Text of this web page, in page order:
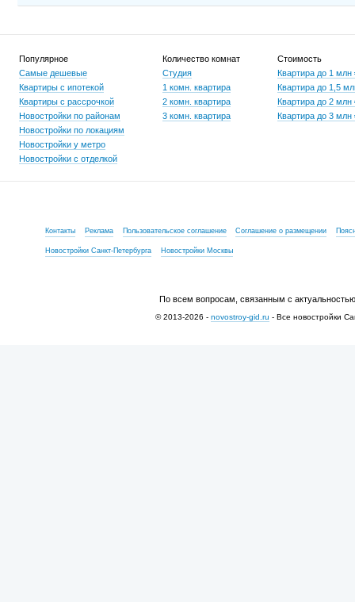
Популярное
Самые дешевые
Квартиры с ипотекой
Квартиры с рассрочкой
Новостройки по районам
Новостройки по локациям
Новостройки у метро
Новостройки с отделкой
Количество комнат
Студия
1 комн. квартира
2 комн. квартира
3 комн. квартира
Стоимость
Квартира до 1 млн
Квартира до 1,5
Квартира до 2 млн
Квартира до 3 млн
Контакты Реклама Пользовательское соглашение Соглашение о размещении
Новостройки Санкт-Петербурга Новостройки Москвы
По всем вопросам, связанным с
© 2013-2026 - novostroy-gid.ru - Все новостройки